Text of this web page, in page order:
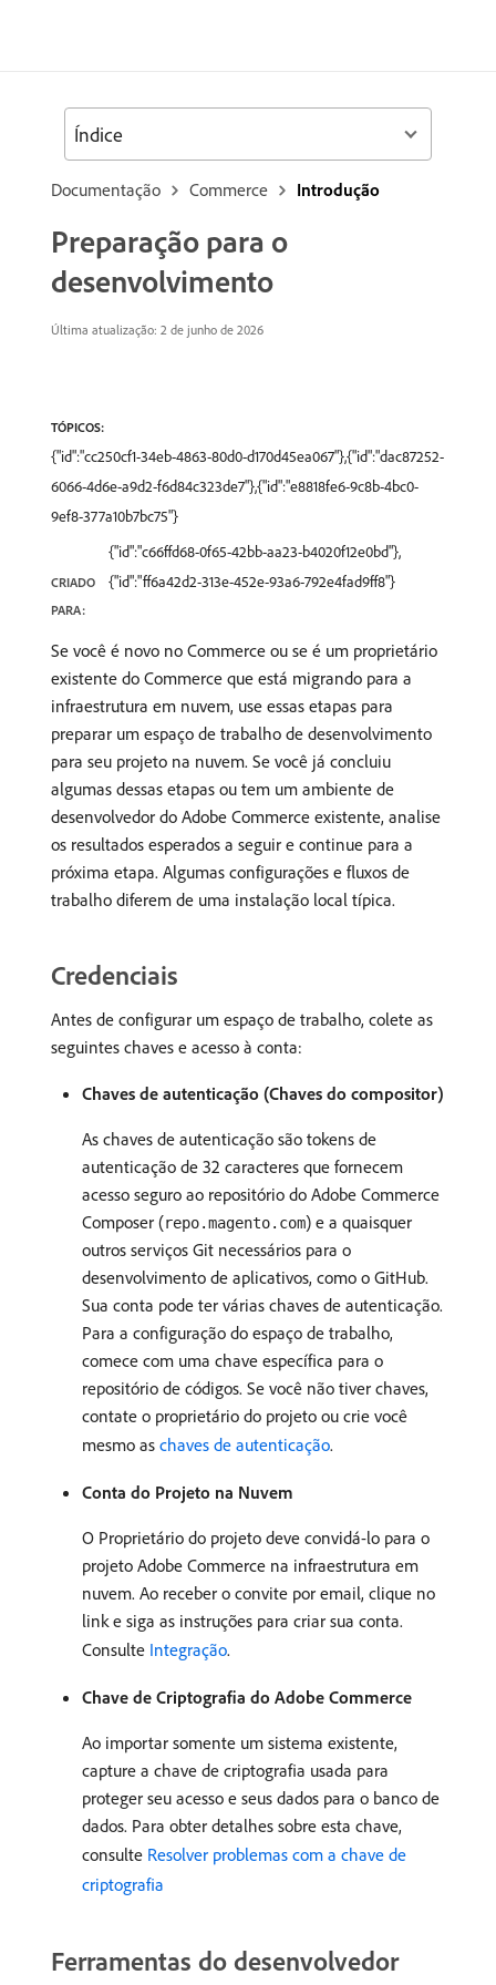
Documentação Commerce Introdução
Preparação para o
desenvolvimento
Última atualização: 2 de junho de 2026
TÓPICOS:
{"id":"cc250cf1-34eb-4863-80d0-d170d45ea067"},{"id":"dac87252-
6066-4d6e-a9d2-f6d84c323de7"},{"id":"e8818fe6-9c8b-4bc0-
9ef8-377a10b7bc75"}
CRIADO
PARA:
{"id":"c66ffd68-0f65-42bb-aa23-b4020f12e0bd"},
{"id":"ff6a42d2-313e-452e-93a6-792e4fad9ff8"}
Se você é novo no Commerce ou se é um proprietário
existente do Commerce que está migrando para a
infraestrutura em nuvem, use essas etapas para
preparar um espaço de trabalho de desenvolvimento
para seu projeto na nuvem. Se você já concluiu
algumas dessas etapas ou tem um ambiente de
desenvolvedor do Adobe Commerce existente, analise
os resultados esperados a seguir e continue para a
próxima etapa. Algumas configurações e fluxos de
trabalho diferem de uma instalação local típica.
Credenciais
Antes de configurar um espaço de trabalho, colete as
seguintes chaves e acesso à conta:
Chaves de autenticação (Chaves do compositor)
As chaves de autenticação são tokens de
autenticação de 32 caracteres que fornecem
acesso seguro ao repositório do Adobe Commerce
Composer (repo.magento.com) e a quaisquer
outros serviços Git necessários para o
desenvolvimento de aplicativos, como o GitHub.
Sua conta pode ter várias chaves de autenticação.
Para a configuração do espaço de trabalho,
comece com uma chave específica para o
repositório de códigos. Se você não tiver chaves,
contate o proprietário do projeto ou crie você
mesmo as chaves de autenticação.
Conta do Projeto na Nuvem
O Proprietário do projeto deve convidá-lo para o
projeto Adobe Commerce na infraestrutura em
nuvem. Ao receber o convite por email, clique no
link e siga as instruções para criar sua conta.
Consulte Integração.
Chave de Criptografia do Adobe Commerce
Ao importar somente um sistema existente,
capture a chave de criptografia usada para
proteger seu acesso e seus dados para o banco de
dados. Para obter detalhes sobre esta chave,
consulte Resolver problemas com a chave de
criptografia
Ferramentas do desenvolvedor
Índice